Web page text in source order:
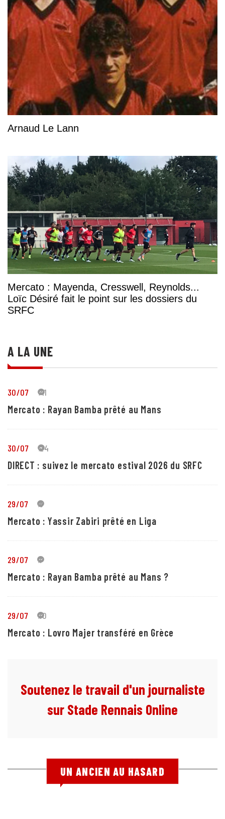
Arnaud Le Lann
Mercato : Mayenda, Cresswell, Reynolds...
Loïc Désiré fait le point sur les dossiers du
SRFC
A LA UNE
30/07 41
Mercato : Rayan Bamba prêté au Mans
30/07 24
DIRECT : suivez le mercato estival 2026 du SRFC
29/07 5
Mercato : Yassir Zabiri prêté en Liga
29/07 1
Mercato : Rayan Bamba prêté au Mans ?
29/07 10
Mercato : Lovro Majer transféré en Grèce
Soutenez le travail d'un journaliste
sur Stade Rennais Online
UN ANCIEN AU HASARD